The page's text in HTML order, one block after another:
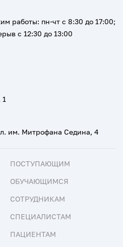
им. Митрофана Седина, 4
1
работы: пн-чт с 8:30 до 17:00;
с 12:30 до 13:00
ПОСТУПАЮЩИМ
ОБУЧАЮЩИМСЯ
СОТРУДНИКАМ
СПЕЦИАЛИСТАМ
ПАЦИЕНТАМ